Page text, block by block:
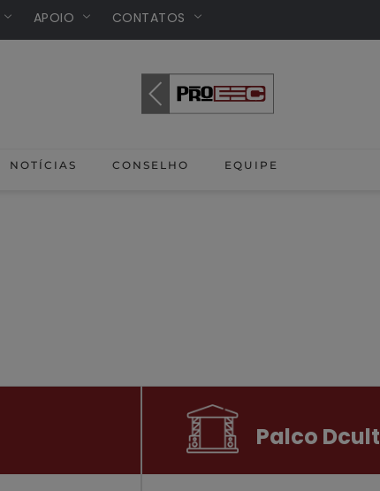
APOIO CONTATOS
NOTÍCIAS CONSELHO EQUIPE
Palco Dcult